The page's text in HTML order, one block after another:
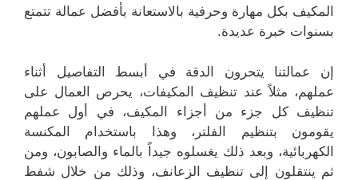
المكيف بكل مهارة وحرفية بالاستعانة بأفضل عمالة تتمتع
بسنوات خبرة عديدة.
إن عمالتنا يتحرون الدقة في أبسط التفاصيل أثناء
عملهم، مثلاً عند تنظيف المكيفات، يحرص العمال على
تنظيف كل جزء من أجزاء المكيف، في أول عملهم
يقومون بتنظيم الفلتر، وهذا باستخدام المكنسة
الكهربائية، وبعد ذلك يغسلوه جيداً بالماء والصابون، ومن
ثم ينتقلون إلى تنظيف الزعانف، وذلك من خلال شفط